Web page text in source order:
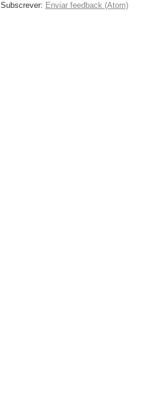
Subscrever: Enviar feedback (Atom)